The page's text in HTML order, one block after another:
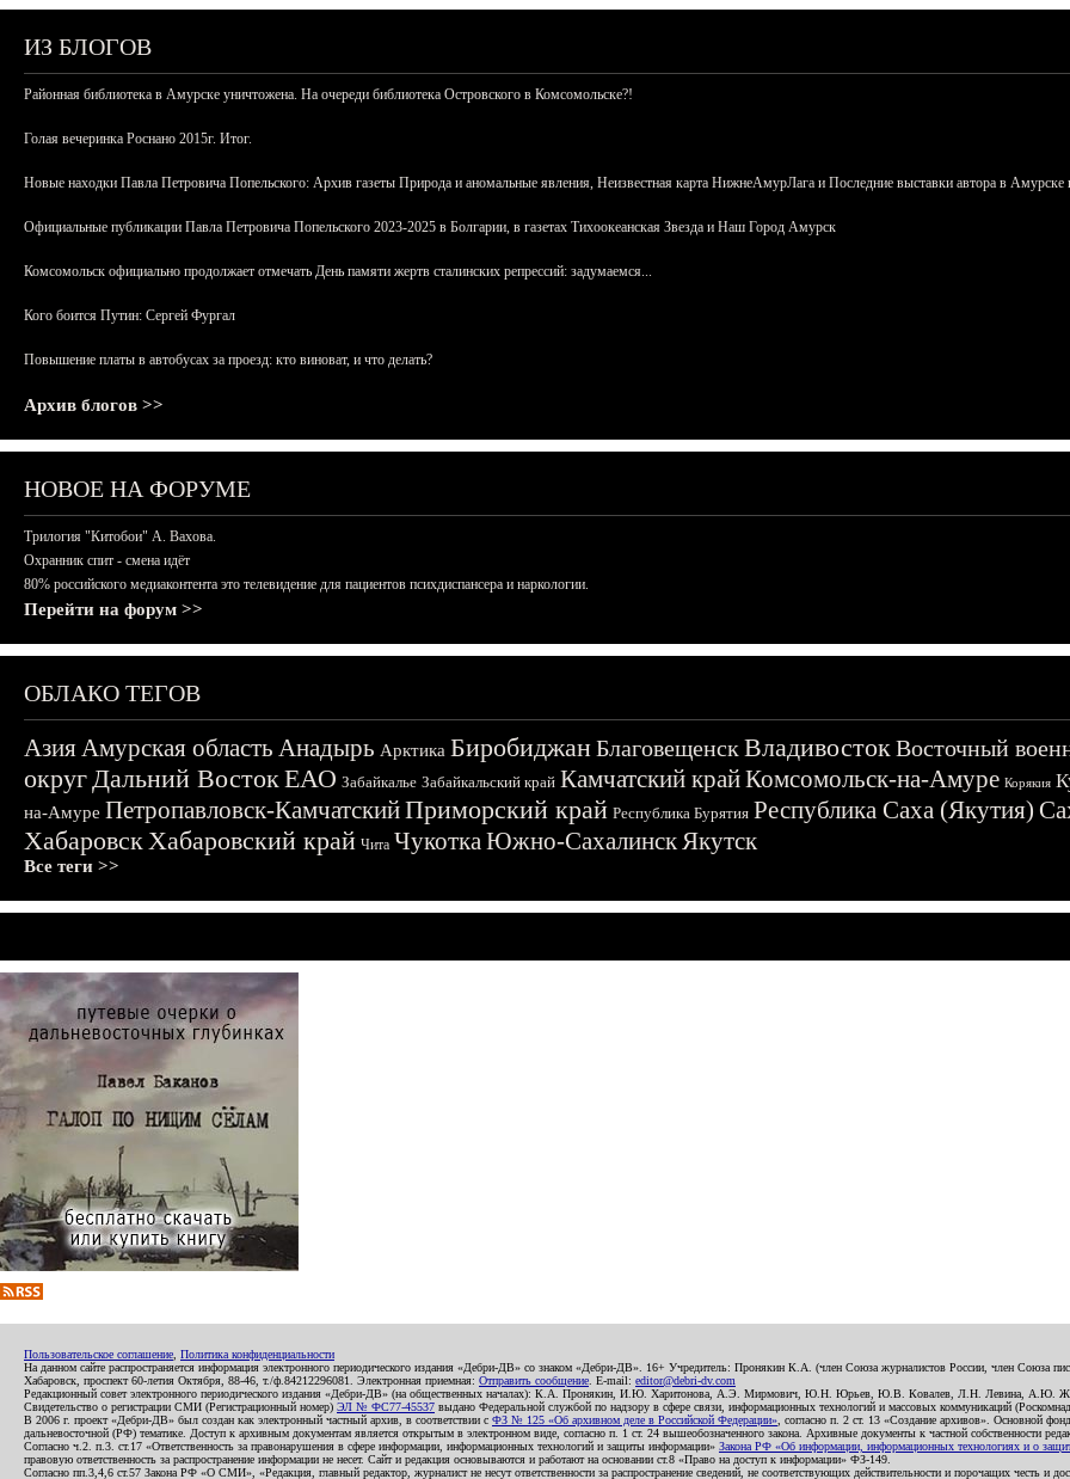
ИЗ БЛОГОВ
Районная библиотека в Амурске уничтожена. На очереди библиотека Островского в Комсомольске?!
Голая вечеринка Роснано 2015г. Итог.
Новые находки Павла Петровича Попельского: Архив газеты Природа и аномальные явления, Неизвестная карта НижнеАмурЛага и Последние выставки автора в Амурске
Официальные публикации Павла Петровича Попельского 2023-2025 в Болгарии, в газетах Тихоокеанская Звезда и Наш Город Амурск
Комсомольск официально продолжает отмечать День памяти жертв сталинских репрессий: задумаемся...
Кого боится Путин: Сергей Фургал
Повышение платы в автобусах за проезд: кто виноват, и что делать?
Архив блогов >>
НОВОЕ НА ФОРУМЕ
Трилогия "Китобои" А. Вахова.
Охранник спит - смена идёт
80% российского медиаконтента это телевидение для пациентов психдиспансера и наркологии.
Перейти на форум >>
ОБЛАКО ТЕГОВ
АзияАмурская область Анадырь Арктика БиробиджанБлаговещенскВладивостокВосточный
округДальний ВостокЕАО Забайкалье Забайкальский край Камчатский крайКомсомольск-на-Амуре Корякия
на-Амуре Петропавловск-КамчатскийПриморский край Республика Бурятия Республика Саха (Якутия)
ХабаровскХабаровский край Чита ЧукоткаЮжно-СахалинскЯкутск
Все теги >>
Пользовательское соглашение Политика конфиденциальности
На данном сайте распространяется информация электронного периодического издания «Дебри-ДВ» со знаком «Дебри-ДВ». 16+ Учредитель: Пронякин К.А. (член Союза журналистов России, член Союза
Хабаровск, проспект 60-летия Октября, 88-46, т./ф.84212296081. Электронная приемная: Отправить сообщение . E-mail: editor@debri-dv.com
Редакционный совет электронного периодического издания «Дебри-ДВ» (на общественных началах): К.А. Пронякин, И.Ю. Харитонова, А.Э. Мирмович, Ю.Н. Юрьев, Ю.В. Ковалев, Л.Н. Левина,
Свидетельство о регистрации СМИ (Регистрационный номер) ЭЛ № ФС77-45537 выдано Федеральной службой по надзору в сфере связи, информационных технологий и массовых коммуникаций
В 2006 г. проект «Дебри-ДВ» был создан как электронный частный архив, в соответствии с ФЗ № 125 «Об архивном деле в Российской Федерации» , согласно п. 2 ст. 13 «Создание архивов». Основной
дальневосточной (РФ) тематике. Доступ к архивным документам является открытым в электронном виде, согласно п. 1 ст. 24 вышеобозначенного закона. Архивные документы к частной собственности
Согласно ч.2. п.3. ст.17 «Ответственность за правонарушения в сфере информации, информационных технологий и защиты информации» Закона РФ «Об информации, информационных технологиях и о
правовую ответственность за распространение информации не несет. Сайт и редакция основываются и работают на основании ст.8 «Право на доступ к информации» ФЗ-149.
Согласно пп.3,4,6 ст.57 Закона РФ «О СМИ», «Редакция, главный редактор, журналист не несут ответственности за распространение сведений, не соответствующих действительности и порочащих честь и